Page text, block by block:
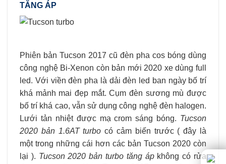
TĂNG ÁP
Phiên bản Tucson 2017 cũ đèn pha cos bóng dùng
công nghệ Bi-Xenon còn bản mới 2020 xe dùng full
led. Với viền đèn pha là dải đèn led ban ngày bố trí
khá mảnh mai đẹp mắt. Cụm đèn sương mù được
bố trí khá cao, vẫn sử dụng công nghệ đèn halogen.
Lưới tản nhiệt được mạ crom sáng bóng. Tucson
2020 bản 1.6AT turbo có cảm biến trước ( đây là
một trong những cái hơn các bản Tucson 2020 còn
lại ). Tucson 2020 bản turbo tăng ápkhông có rửa